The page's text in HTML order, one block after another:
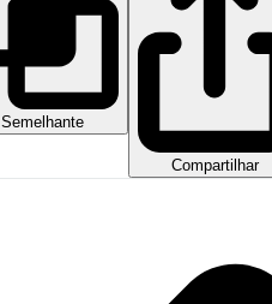
Semelhante
Compartilhar